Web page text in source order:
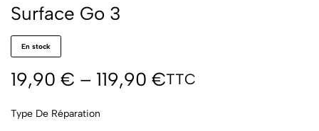
Surface Go 3
En stock
19,90 € – 119,90 €TTC
Type De Réparation